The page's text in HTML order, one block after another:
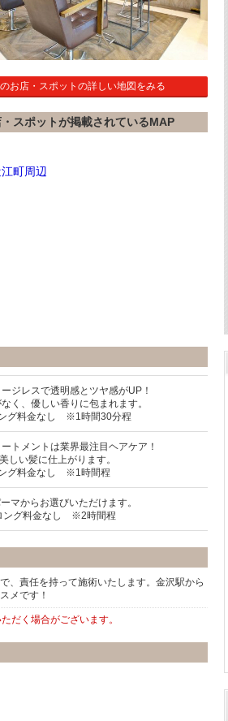
お店・スポットの詳しい地図をみる
スポットが掲載されているMAP
町周辺
ジレスで透明感とツヤ感がUP！
く、優しい香りに包まれます。
グ料金なし ※1時間30分程
トメントは業界最注目ヘアケア！
しい髪に仕上がります。
グ料金なし ※1時間程
マからお選びいただけます。
ング料金なし ※2時間程
、責任を持って施術いたします。金沢駅から
メです！
だく場合がございます。